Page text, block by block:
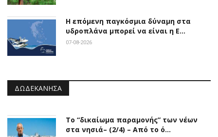
Η επόμενη παγκόσμια δύναμη στα
υδροπλάνα μπορεί να είναι η Ε…
07-08-2026
ΔΩΔΕΚΆΝΗΣΑ
Το “δικαίωμα παραμονής” των νέων
στα νησιά– (2/4) – Από το ό…